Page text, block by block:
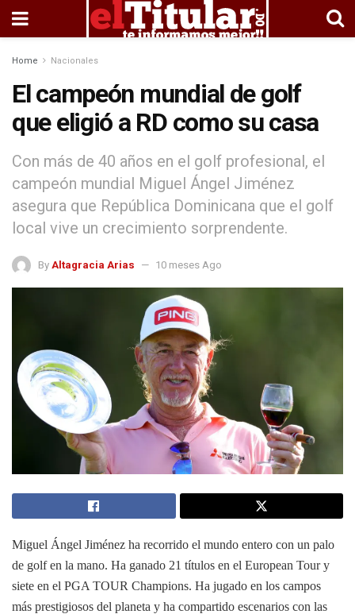
Home Nacionales
El campeón mundial de golf
que eligió a RD como su casa
Con más de 40 años en el golf profesional, el
campeón mundial Miguel Ángel Jiménez
asegura que República Dominicana que el golf
local vive un crecimiento sorprendente.
By Altagracia Arias 10 meses Ago
Miguel Ángel Jiménez ha recorrido el mundo entero con un palo
de golf en la mano. Ha ganado 21 títulos en el European Tour y
siete en el PGA TOUR Champions. Ha jugado en los campos
más prestigiosos del planeta y ha compartido escenarios con las